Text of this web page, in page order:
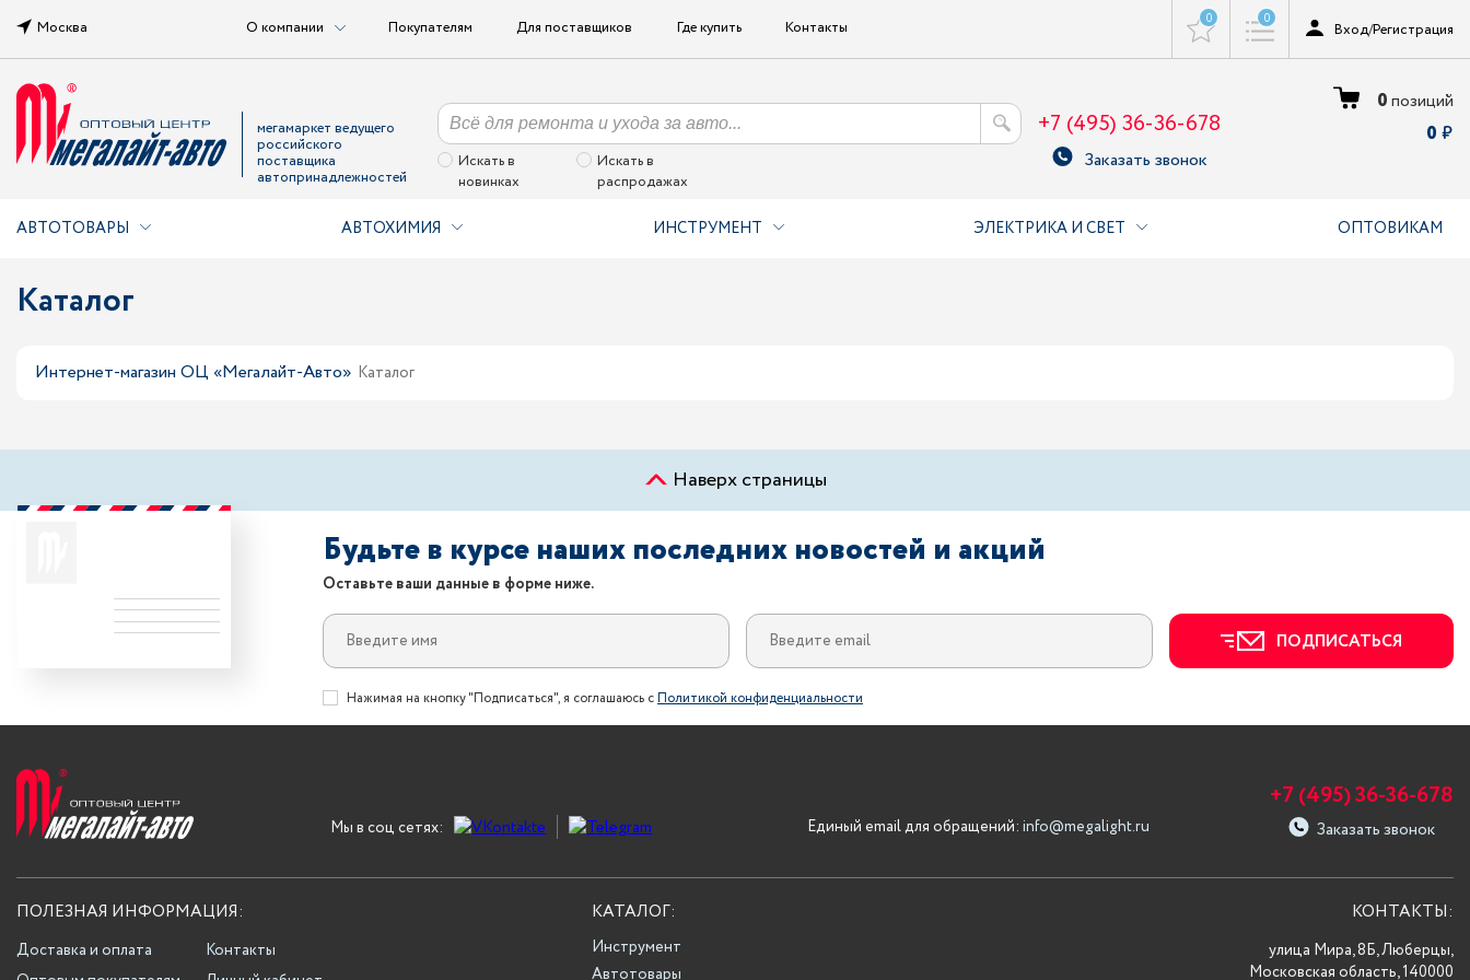
Москва О компании Покупателям Для поставщиков Где купить Контакты 0 0
Вход/Регистрация
мегамаркет ведущего
российского
поставщика
автопринадлежностей
Искать в
новинках
Искать в
распродажах
+7 (495) 36-36-678
Заказать звонок
0позиций
0
АВТОТОВАРЫ АВТОХИМИЯ ИНСТРУМЕНТ ЭЛЕКТРИКА И СВЕТ ОПТОВИКАМ
Каталог
Интернет-магазин ОЦ «Мегалайт-Авто» Каталог
Наверх страницы
Будьте в курсе наших последних новостей и акций
Оставьте ваши данные в форме ниже.
ПОДПИСАТЬСЯ
Нажимая на кнопку "Подписаться", я соглашаюсь сПолитикой конфиденциальности
Мы в соц сетях: Единый email для обращений: info@megalight.ru
+7 (495) 36-36-678
Заказать звонок
ПОЛЕЗНАЯ ИНФОРМАЦИЯ:
Доставка и оплата
Контакты
КАТАЛОГ:
Инструмент
Автотовары
КОНТАКТЫ:
улица Мира, 8Б, Люберцы,
Московская область, 140000